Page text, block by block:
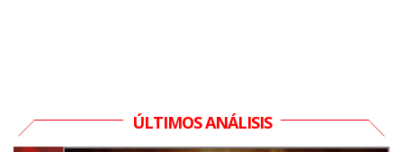
ÚLTIMOS ANÁLISIS